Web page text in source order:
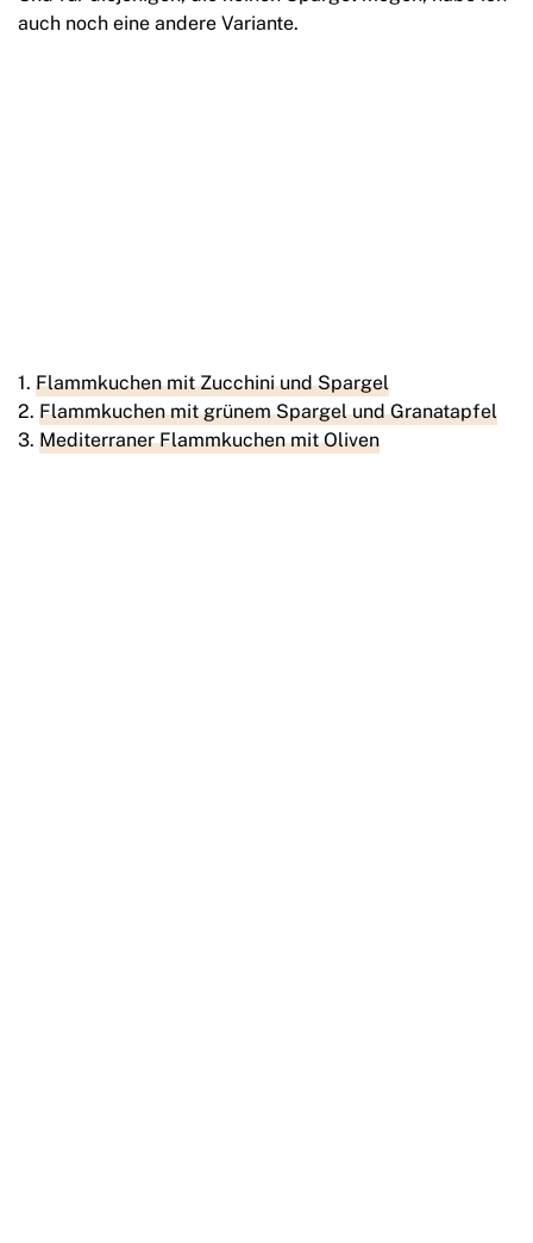
auch noch eine andere Variante.
Flammkuchen mit Zucchini und Spargel
Flammkuchen mit grünem Spargel und Granatapfel
Mediterraner Flammkuchen mit Oliven